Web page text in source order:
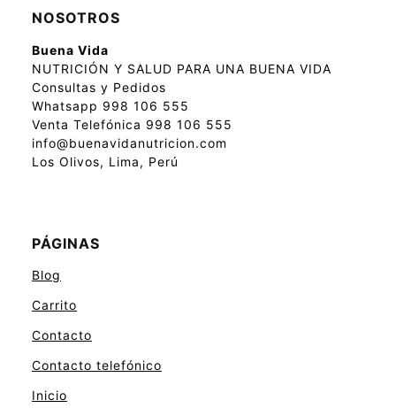
NOSOTROS
Buena Vida
NUTRICIÓN Y SALUD PARA UNA BUENA VIDA
Consultas y Pedidos
Whatsapp 998 106 555
Venta Telefónica 998 106 555
info@buenavidanutricion.com
Los Olivos, Lima, Perú
PÁGINAS
Blog
Carrito
Contacto
Contacto telefónico
Inicio